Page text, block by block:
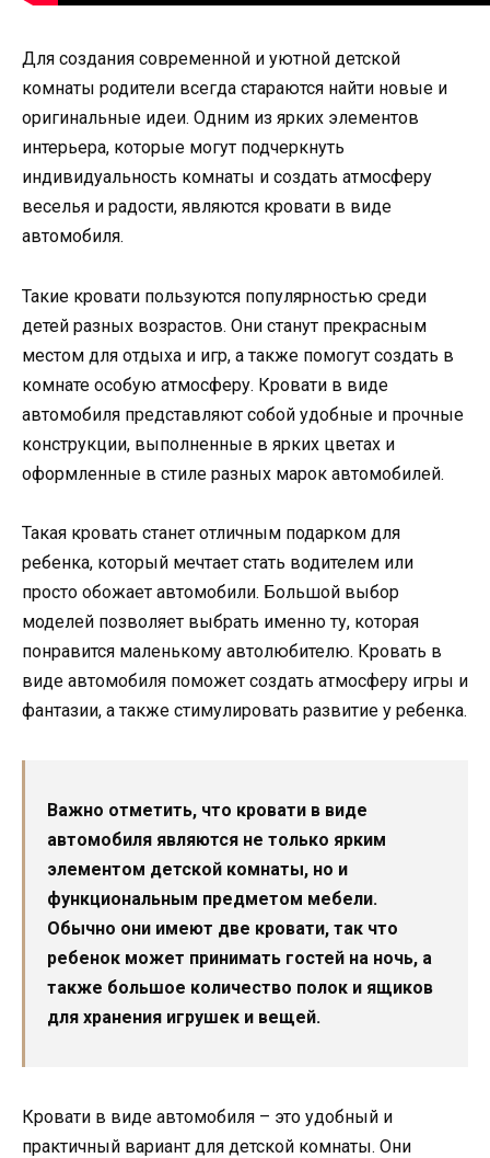
Для создания современной и уютной детской
комнаты родители всегда стараются найти новые и
оригинальные идеи. Одним из ярких элементов
интерьера, которые могут подчеркнуть
индивидуальность комнаты и создать атмосферу
веселья и радости, являются кровати в виде
автомобиля.
Такие кровати пользуются популярностью среди
детей разных возрастов. Они станут прекрасным
местом для отдыха и игр, а также помогут создать в
комнате особую атмосферу. Кровати в виде
автомобиля представляют собой удобные и прочные
конструкции, выполненные в ярких цветах и
оформленные в стиле разных марок автомобилей.
Такая кровать станет отличным подарком для
ребенка, который мечтает стать водителем или
просто обожает автомобили. Большой выбор
моделей позволяет выбрать именно ту, которая
понравится маленькому автолюбителю. Кровать в
виде автомобиля поможет создать атмосферу игры и
фантазии, а также стимулировать развитие у ребенка.
Важно отметить, что кровати в виде
автомобиля являются не только ярким
элементом детской комнаты, но и
функциональным предметом мебели.
Обычно они имеют две кровати, так что
ребенок может принимать гостей на ночь, а
также большое количество полок и ящиков
для хранения игрушек и вещей.
Кровати в виде автомобиля – это удобный и
практичный вариант для детской комнаты. Они